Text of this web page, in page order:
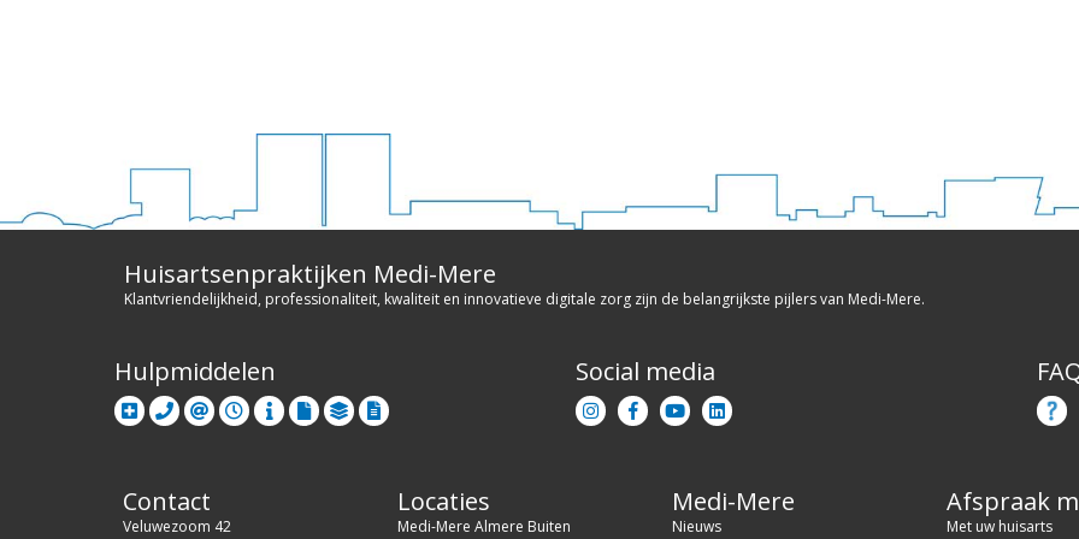
Huisartsenpraktijken Medi-Mere
Klantvriendelijkheid, professionaliteit, kwaliteit en innovatieve digitale zorg zijn de belangrijkste pijlers van Medi-Mere.
Hulpmiddelen Social media
Contact
Veluwezoom 42
Locaties
Medi-Mere Almere Buiten
Medi-Mere
Nieuws
Afspraak
Met uw huisarts